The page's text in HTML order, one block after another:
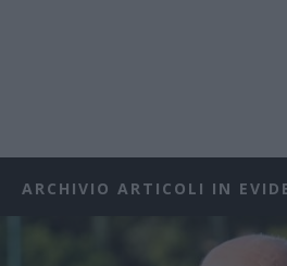
ARCHIVIO ARTICOLI IN